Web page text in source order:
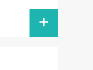
+